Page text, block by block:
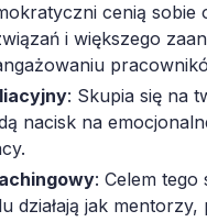
cenią sobie
i większego
: Skupia się na
nacisk na
: Celem
działają jak